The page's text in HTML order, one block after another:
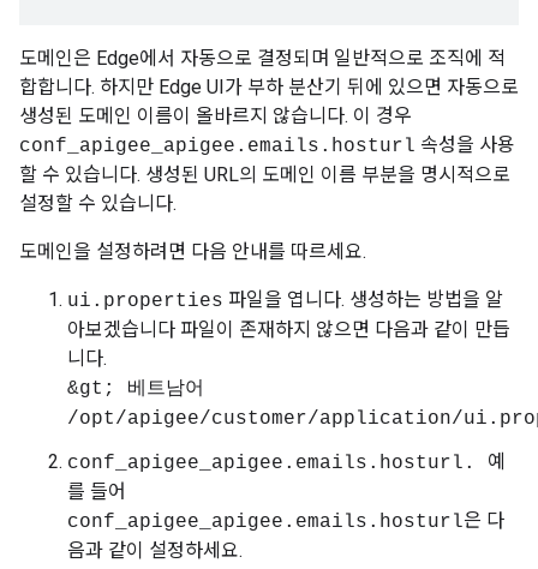
도메인은 Edge에서 자동으로 결정되며 일반적으로 조직에 적
합합니다. 하지만 Edge UI가 부하 분산기 뒤에 있으면 자동으로
생성된 도메인 이름이 올바르지 않습니다. 이 경우
conf_apigee_apigee.emails.hosturl 속성을 사용
할 수 있습니다. 생성된 URL의 도메인 이름 부분을 명시적으로
설정할 수 있습니다.
도메인을 설정하려면 다음 안내를 따르세요.
ui.properties 파일을 엽니다. 생성하는 방법을 알
아보겠습니다 파일이 존재하지 않으면 다음과 같이 만듭
니다.
&gt; 베트남어
/opt/apigee/customer/application/
conf_apigee_apigee.emails.hosturl. 예
를 들어
conf_apigee_apigee.emails.hosturl은 다
음과 같이 설정하세요.